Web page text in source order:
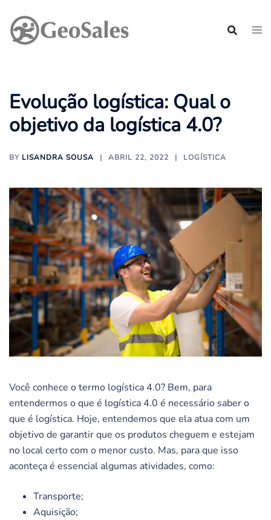
para
Evolução logística: Qual o
objetivo da logística 4.0?
BY LISANDRA SOUSA ABRIL 22, 2022 LOGÍSTICA
Você conhece o termo logística 4.0? Bem, para
entendermos o que é logística 4.0 é necessário saber o
que é logística. Hoje, entendemos que ela atua com um
objetivo de garantir que os produtos cheguem e estejam
no local certo com o menor custo. Mas, para que isso
aconteça é essencial algumas atividades, como:
Transporte;
Aquisição;